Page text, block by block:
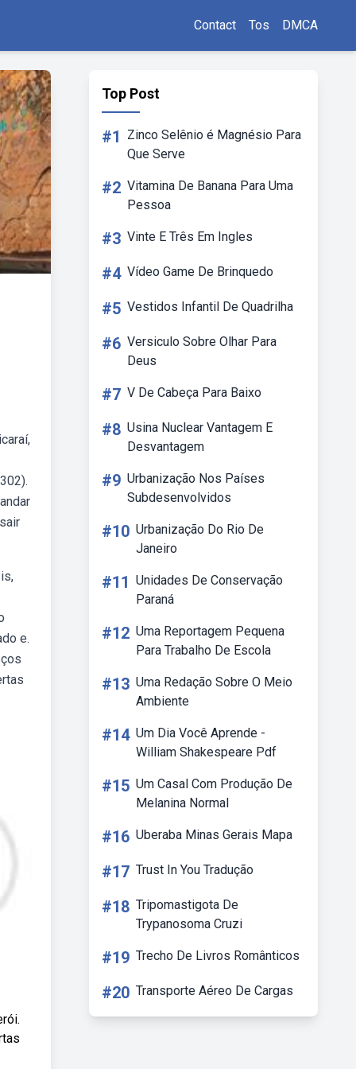
Contact Tos DMCA
e.
Top Post
#1
Zinco Selênio é Magnésio Para
Que Serve
#2 Vitamina De Banana Para Uma
Pessoa
#3 Vinte E Três Em Ingles
#4 Vídeo Game De Brinquedo
#5 Vestidos Infantil De Quadrilha
#6 Versiculo Sobre Olhar Para
Deus
#7 V De Cabeça Para Baixo
#8 Usina Nuclear Vantagem E
Desvantagem
#9 Urbanização Nos Países
Subdesenvolvidos
#10 Urbanização Do Rio De
Janeiro
#11 Unidades De Conservação
Paraná
#12 Uma Reportagem Pequena
Para Trabalho De Escola
#13 Uma Redação Sobre O Meio
Ambiente
#14 Um Dia Você Aprende -
William Shakespeare Pdf
#15 Um Casal Com Produção De
Melanina Normal
#16 Uberaba Minas Gerais Mapa
#17 Trust In You Tradução
#18 Tripomastigota De
Trypanosoma Cruzi
#19 Trecho De Livros Românticos
#20 Transporte Aéreo De Cargas